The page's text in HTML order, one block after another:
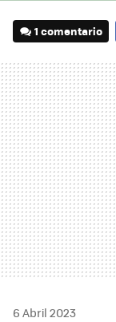
1 comentario
6 Abril 2023